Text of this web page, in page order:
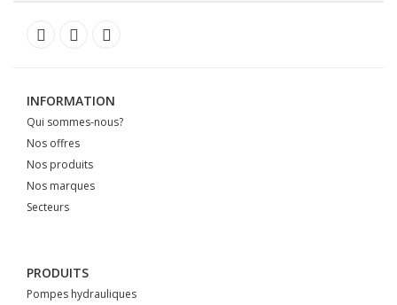
INFORMATION
Qui sommes-nous?
Nos offres
Nos produits
Nos marques
Secteurs
PRODUITS
Pompes hydrauliques